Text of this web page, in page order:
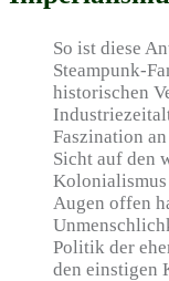
So ist diese
Steampunk-
historischen
Faszination
Sicht auf den
Augen offen
Politik der
den einstigen